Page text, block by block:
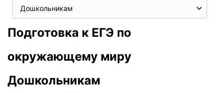
Дошкольникам
Подготовка к ЕГЭ по
окружающему миру
Дошкольникам